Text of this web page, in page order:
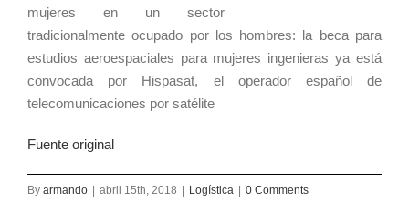
mujeres en un sector
tradicionalmente ocupado por los hombres: la beca para
estudios aeroespaciales para mujeres ingenieras ya está
convocada por Hispasat, el operador español de
telecomunicaciones por satélite
Fuente original
By armando abril 15th, 2018 Logística 0 Comments